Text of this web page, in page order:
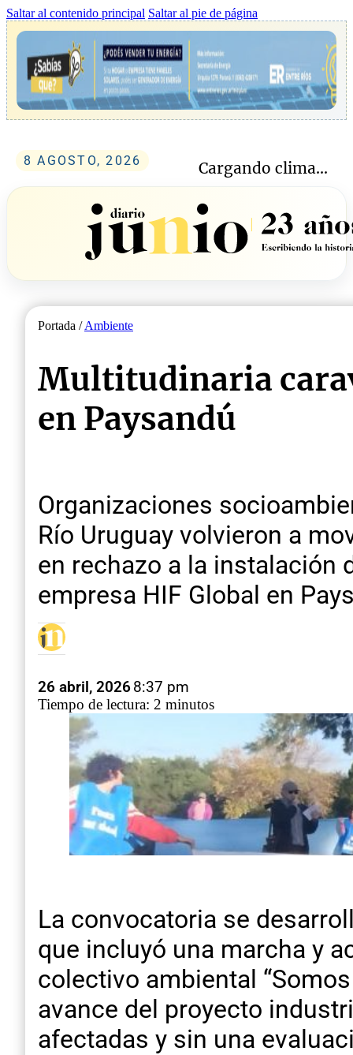
Saltar al contenido principal Saltar al pie de página
8 AGOSTO, 2026 Cargando clima...
Portada /Ambiente
Multitudinaria
en Paysandú
Organizaciones
Río Uruguay volvieron a
en rechazo a la instalación
empresa HIF Global en
26 abril, 20268:37 pm
Tiempo de lectura: 2 minutos
La convocatoria se
que incluyó una marcha y
colectivo ambiental
avance del proyecto
afectadas y sin una